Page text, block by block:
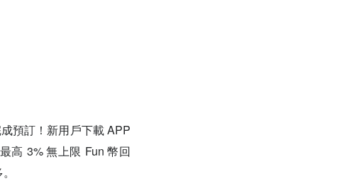
預訂！新用戶下載 APP
高 3% 無上限 Fun 幣回